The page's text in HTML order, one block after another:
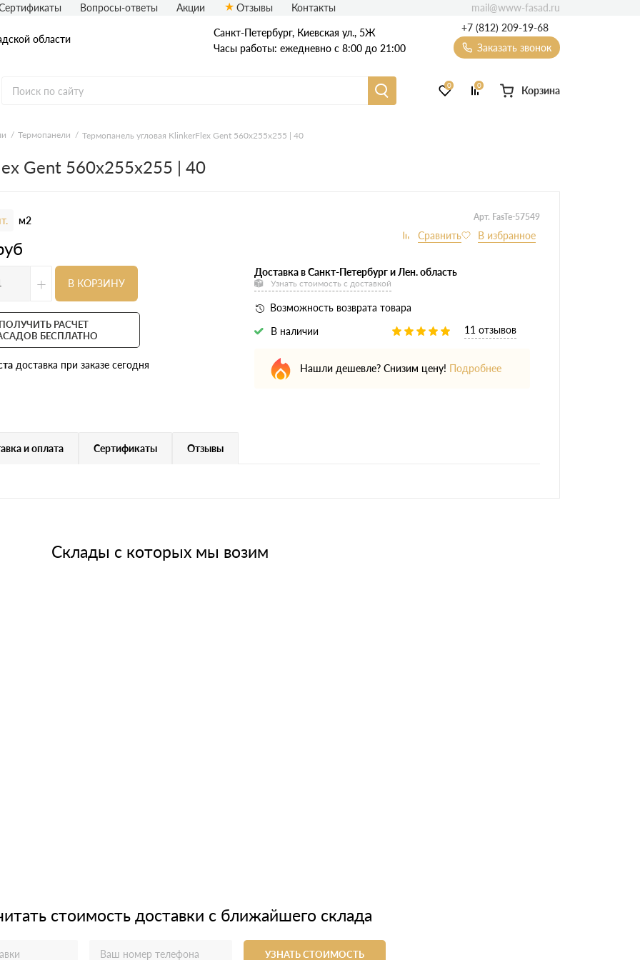
области
Санкт-Петербург, ​Киевская ул., 5Ж
Часы работы: ежедневно с 8:00 до 21:00
+7 (812) 209-19-68
Заказать звонок
сайдинг Вспененный сайдинг
сайдинг Софиты
0 0 Корзина
Вопросы-ответы Акции Отзывы Контакты mail@www-fasad.ru
Термопанели Термопанель угловая KlinkerFlex Gent 560х255х255 | 40
Gent 560х255х255 | 40
м2 Арт. FasTe-57549
+ В КОРЗИНУ
РАСЧЕТ
БЕСПЛАТНО
доставка при заказе сегодня
Доставка в Санкт-Петербург и Лен. область
Узнать стоимость с доставкой
Возможность возврата товара
В наличии
11 отзывов
Нашли дешевле? Снизим цену! Подробнее
и оплата Сертификаты Отзывы
Склады с которых мы возим
стоимость доставки с ближайшего склада
УЗНАТЬ СТОИМОСТЬ